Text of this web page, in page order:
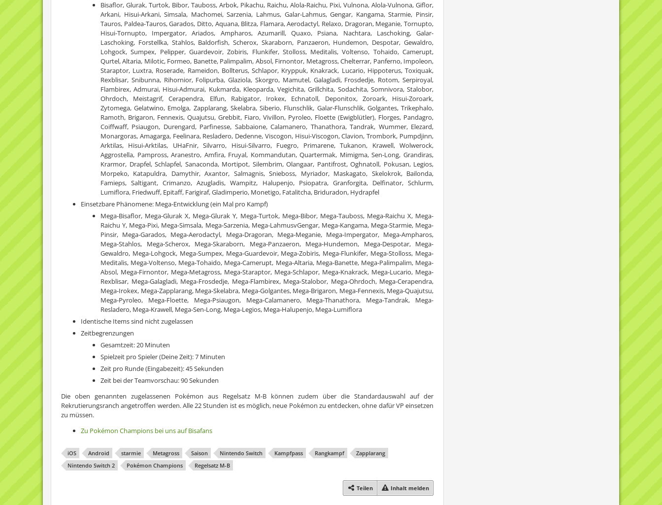
Bisaflor, Glurak, Turtok, Bibor, Tauboss, Arbok, Pikachu, Raichu, Alola-Raichu, Pixi, Vulnona, Alola-Vulnona, Giflor,
Arkani, Hisui-Arkani, Simsala, Machomei, Sarzenia, Lahmus, Galar-Lahmus, Gengar, Kangama, Starmie, Pinsir,
Tauros, Paldea-Tauros, Garados, Ditto, Aquana, Blitza, Flamara, Aerodactyl, Relaxo, Dragoran, Meganie, Tornupto,
Hisui-Tornupto, Impergator, Ariados, Ampharos, Azumarill, Quaxo, Psiana, Nachtara, Laschoking, Galar-
Laschoking, Forstellka, Stahlos, Baldorfish, Scherox, Skaraborn, Panzaeron, Hundemon, Despotar, Gewaldro,
Lohgock, Sumpex, Pelipper, Guardevoir, Zobiris, Flunkifer, Stolloss, Meditalis, Voltenso, Tohaido, Camerupt,
Qurtel, Altaria, Milotic, Formeo, Banette, Palimpalim, Absol, Firnontor, Metagross, Chelterrar, Panferno, Impoleon,
Staraptor, Luxtra, Roserade, Rameidon, Bollterus, Schlapor, Kryppuk, Knakrack, Lucario, Hippoterus, Toxiquak,
Rexblisar, Snibunna, Rihornior, Folipurba, Glaziola, Skorgro, Mamutel, Galagladi, Frosdedje, Rotom, Serpiroyal,
Flambirex, Admurai, Hisui-Admurai, Kukmarda, Kleoparda, Vegichita, Grillchita, Sodachita, Somnivora, Stalobor,
Ohrdoch, Meistagrif, Cerapendra, Elfun, Rabigator, Irokex, Echnatoll, Deponitox, Zoroark, Hisui-Zoroark,
Zytomega, Gelatwino, Emolga, Zapplarang, Skelabra, Siberio, Flunschlik, Galar-Flunschlik, Golgantes, Trikephalo,
Ramoth, Brigaron, Fennexis, Quajutsu, Grebbit, Fiaro, Vivillon, Pyroleo, Floette (Ewigblütler), Florges, Pandagro,
Coiffwaff, Psiaugon, Durengard, Parfinesse, Sabbaione, Calamanero, Thanathora, Tandrak, Wummer, Elezard,
Monargoras, Amagarga, Feelinara, Resladero, Dedenne, Viscogon, Hisui-Viscogon, Clavion, Trombork, Pumpdjinn,
Arktilas, Hisui-Arktilas, UHaFnir, Silvarro, Hisui-Silvarro, Fuegro, Primarene, Tukanon, Krawell, Wolwerock,
Aggrostella, Pampross, Aranestro, Amfira, Fruyal, Kommandutan, Quartermak, Mimigma, Sen-Long, Grandiras,
Krarmor, Drapfel, Schlapfel, Sanaconda, Mortipot, Silembrim, Olangaar, Pantifrost, Oghnatoll, Pokusan, Legios,
Morpeko, Katapuldra, Damythir, Axantor, Salmagnis, Snieboss, Myriador, Maskagato, Skelokrok, Bailonda,
Famieps, Saltigant, Crimanzo, Azugladis, Wampitz, Halupenjo, Psiopatra, Granforgita, Delfinator, Schlurm,
Lumiflora, Friedwuff, Epitaff, Farigiraf, Gladimperio, Monetigo, Fatalitcha, Briduradon, Hydrapfel
Einsetzbare Phänomene: Mega-Entwicklung (ein Mal pro Kampf)
Mega-Bisaflor, Mega-Glurak X, Mega-Glurak Y, Mega-Turtok, Mega-Bibor, Mega-Tauboss, Mega-Raichu X, Mega-
Raichu Y, Mega-Pixi, Mega-Simsala, Mega-Sarzenia, Mega-LahmusvGengar, Mega-Kangama, Mega-Starmie, Mega-
Pinsir, Mega-Garados, Mega-Aerodactyl, Mega-Dragoran, Mega-Meganie, Mega-Impergator, Mega-Ampharos,
Mega-Stahlos, Mega-Scherox, Mega-Skaraborn, Mega-Panzaeron, Mega-Hundemon, Mega-Despotar, Mega-
Gewaldro, Mega-Lohgock, Mega-Sumpex, Mega-Guardevoir, Mega-Zobiris, Mega-Flunkifer, Mega-Stolloss, Mega-
Meditalis, Mega-Voltenso, Mega-Tohaido, Mega-Camerupt, Mega-Altaria, Mega-Banette, Mega-Palimpalim, Mega-
Absol, Mega-Firnontor, Mega-Metagross, Mega-Staraptor, Mega-Schlapor, Mega-Knakrack, Mega-Lucario, Mega-
Rexblisar, Mega-Galagladi, Mega-Frosdedje, Mega-Flambirex, Mega-Stalobor, Mega-Ohrdoch, Mega-Cerapendra,
Mega-Irokex, Mega-Zapplarang, Mega-Skelabra, Mega-Golgantes, Mega-Brigaron, Mega-Fennexis, Mega-Quajutsu,
Mega-Pyroleo, Mega-Floette, Mega-Psiaugon, Mega-Calamanero, Mega-Thanathora, Mega-Tandrak, Mega-
Resladero, Mega-Krawell, Mega-Sen-Long, Mega-Legios, Mega-Halupenjo, Mega-Lumiflora
Identische Items sind nicht zugelassen
Zeitbegrenzungen
Gesamtzeit: 20 Minuten
Spielzeit pro Spieler (Deine Zeit): 7 Minuten
Zeit pro Runde (Eingabezeit): 45 Sekunden
Zeit bei der Teamvorschau: 90 Sekunden
Die oben genannten zugelassenen Pokémon aus Regelsatz M-B können zudem über die Standardauswahl auf der
Rekrutierungsranch angetroffen werden. Alle 22 Stunden ist es möglich, neue Pokémon zu entdecken, ohne dafür VP einsetzen
zu müssen.
Zu Pokémon Champions bei uns auf Bisafans
iOS Android starmie Metagross Saison Nintendo Switch Kampfpass Rangkampf
Zapplarang
Nintendo Switch 2
Pokémon Champions Regelsatz M-B
Teilen Inhalt melden